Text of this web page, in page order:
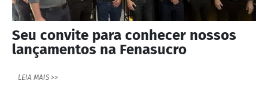
Seu convite para conhecer nossos
lançamentos na Fenasucro
LEIA MAIS >>